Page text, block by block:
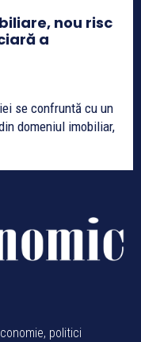
nou risc
a
se confruntă cu un
domeniul imobiliar,
politici